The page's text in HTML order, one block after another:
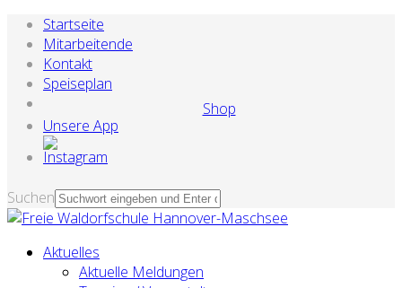
Startseite
Mitarbeitende
Kontakt
Speiseplan
Shop
Unsere App
Suchen
Aktuelles
Aktuelle Meldungen